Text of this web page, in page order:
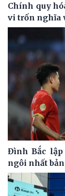
Chính quy
vi trốn nghĩa
Đình Bắc lập
ngôi nhất